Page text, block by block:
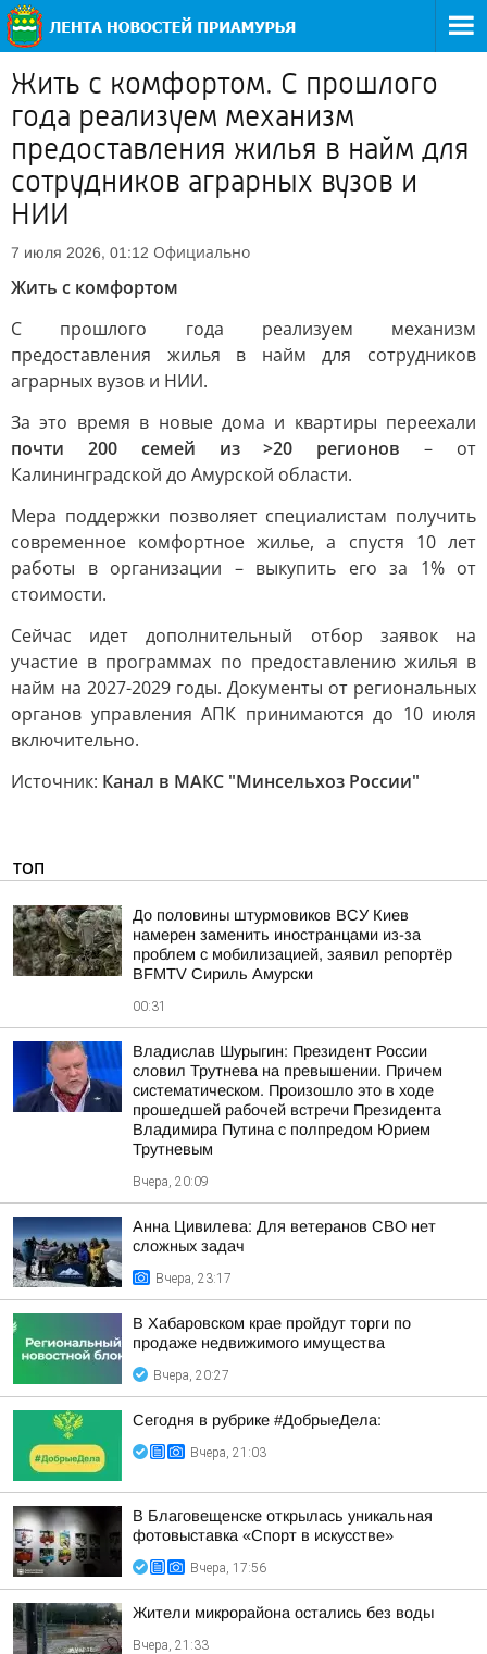
Жить с комфортом. С прошлого
года реализуем механизм
предоставления жилья в найм для
сотрудников аграрных вузов и
НИИ
7 июля 2026, 01:12 Официально
Жить с комфортом
С прошлого года реализуем механизм
предоставления жилья в найм для сотрудников
аграрных вузов и НИИ.
За это время в новые дома и квартиры переехали
почти 200 семей из >20 регионов – от
Калининградской до Амурской области.
Мера поддержки позволяет специалистам получить
современное комфортное жилье, а спустя 10 лет
работы в организации – выкупить его за 1% от
стоимости.
Сейчас идет дополнительный отбор заявок на
участие в программах по предоставлению жилья в
найм на 2027-2029 годы. Документы от региональных
органов управления АПК принимаются до 10 июля
включительно.
Источник: Канал в МАКС "Минсельхоз России"
ТОП
До половины штурмовиков ВСУ Киев
намерен заменить иностранцами из-за
проблем с мобилизацией, заявил репортёр
BFMTV Сириль Амурски
00:31
Владислав Шурыгин: Президент России
словил Трутнева на превышении. Причем
систематическом. Произошло это в ходе
прошедшей рабочей встречи Президента
Владимира Путина с полпредом Юрием
Трутневым
Вчера, 20:09
Анна Цивилева: Для ветеранов СВО нет
сложных задач
Вчера, 23:17
В Хабаровском крае пройдут торги по
продаже недвижимого имущества
Вчера, 20:27
Сегодня в рубрике #ДобрыеДела:
Вчера, 21:03
В Благовещенске открылась уникальная
фотовыставка «Спорт в искусстве»
Вчера, 17:56
Жители микрорайона остались без воды
Вчера, 21:33